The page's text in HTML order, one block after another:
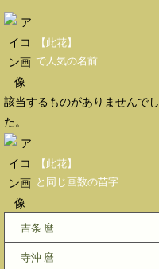
【此花】
で人気の名前
該当するものがありませんでし
た。
【此花】
と同じ画数の苗字
吉条 麿
寺沖 麿